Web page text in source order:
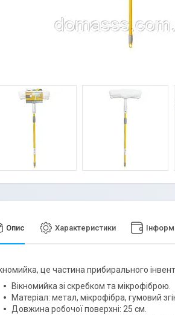
Опис Характеристики
це частина прибирального
Вікномийка зі скребком та мікрофіброю.
Матеріал: метал, мікрофібра, гумовий
Довжина робочої поверхні: 25 см.